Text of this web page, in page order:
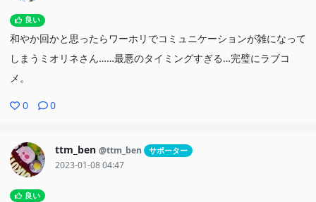
良い
和やか回かと思ったらワーホリでコミュニケーションが雑になって
しまうミオリネさん……最悪のタイミングすぎる…完璧にラブコ
メ。
0 0
ttm_ben @ttm_ben サポーター
2023-01-08 04:47
良い